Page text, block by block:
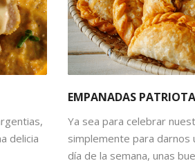
delicia
EMPANADAS
Ya sea para celebrar
simplemente para darnos
día de la semana, unas